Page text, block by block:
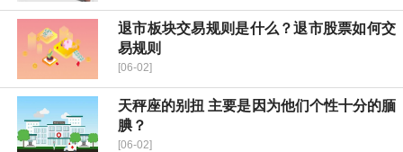
退市板块交易规则是什么？退市股票如何交
易规则
[06-02]
天秤座的别扭 主要是因为他们个性十分的腼
腆？
[06-02]